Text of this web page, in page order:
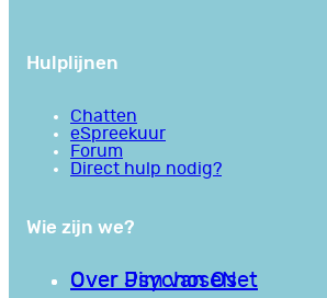
Hulplijnen
Chatten
eSpreekuur
Forum
Direct hulp nodig?
Wie zijn we?
Over PsychoseNet
Over Jim van Os